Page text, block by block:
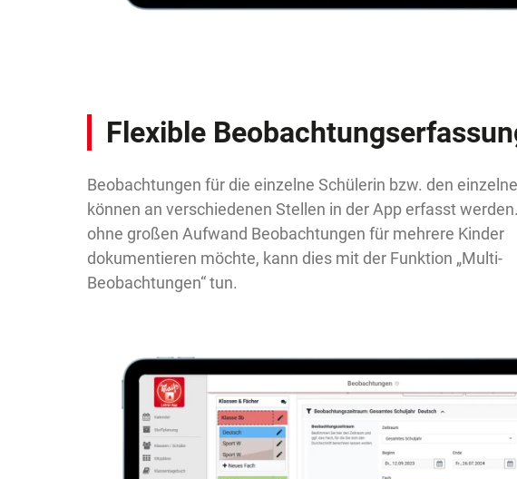
Flexible
Beobachtungen für die einzelne Schülerin bzw. den
können an verschiedenen Stellen in der App erfasst
ohne großen Aufwand Beobachtungen für mehrere Kinder
dokumentieren möchte, kann dies mit der Funktion „Multi-
Beobachtungen“ tun.